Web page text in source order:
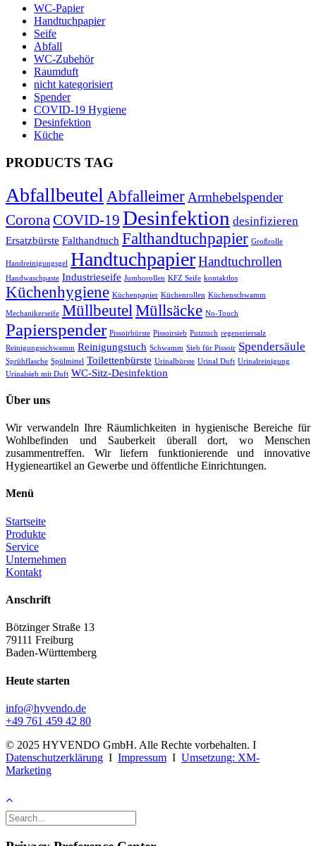
WC-Papier
Handtuchpapier
Seife
Abfall
WC-Zubehör
Raumduft
nicht kategorisiert
Spender
COVID-19 Hygiene
Desinfektion
Küche
PRODUCTS TAG
Abfallbeutel Abfalleimer Armhebelspender
Corona COVID-19 Desinfektion desinfizieren
Ersatzbürste Falthandtuch Falthandtuchpapier Großrolle
Handreinigungsgel HandtuchpapierHandtuchrollen
Handwaschpaste Industrieseife Jumborollen KFZ Seife kontaktlos
Küchenhygiene Küchenpapier Küchenrollen Küchenschwamm
Mechanikerseife Müllbeutel Müllsäcke No-Touch
Papierspender Pissoirbürste Pissoirsieb Putztuch regeneriersalz
Reinigungsschwamm Reinigungstuch Schwamm Sieb für Pissoir Spendersäule
Sprühflasche Spülmittel Toilettenbürste Urinalbürste Urinal Duft Urinalreinigung
Urinalsieb mit Duft WC-Sitz-Desinfektion
Über uns
Wir verwandeln Ihre Räumlichkeiten in hygienische Bereiche für
Wohlbefinden und Sauberkeit überall dort, wo Menschen
zusammentreffen. Wir liefern funktionierende und innovative
Hygieneartikel an Gewerbe und öffentliche Einrichtungen.
Menü
Startseite
Produkte
Service
Unternehmen
Kontakt
Anschrift
Bötzinger Straße 13
79111 Freiburg
Baden-Württemberg
Heute starten
info@hyvendo.de
+49 761 459 42 80
© 2025 HYVENDO GmbH. Alle Rechte vorbehalten. I
Datenschutzerklärung I Impressum I Umsetzung: XM-
Marketing